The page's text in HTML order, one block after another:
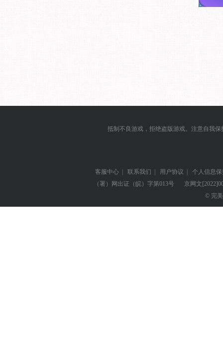
抵制不良游戏，拒绝盗版游戏。注意自我
客服中心 联系我们 用户协议
个人信息
（署）网出证（皖）字第013号
京网文
© 完美